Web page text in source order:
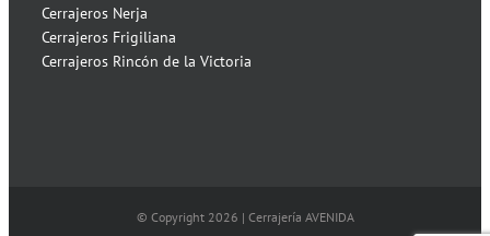
Cerrajeros Nerja
Cerrajeros Frigiliana
Cerrajeros Rincón de la Victoria
© Copyright 2026 | Cerrajería AVENIDA